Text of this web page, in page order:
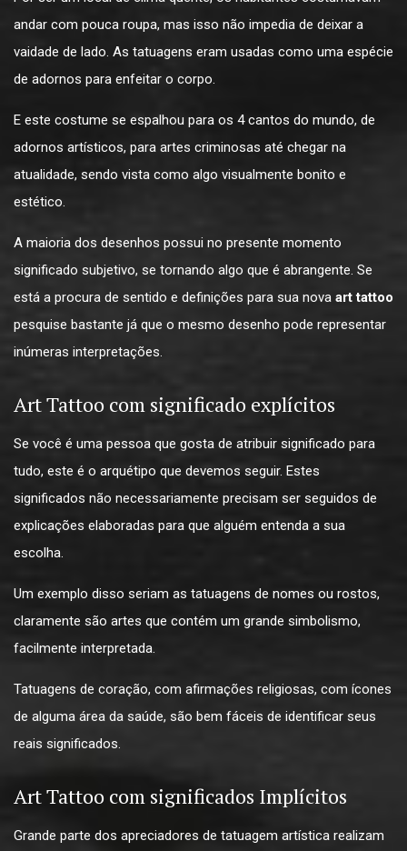
andar com pouca roupa, mas isso não impedia de deixar a
vaidade de lado. As tatuagens eram usadas como uma espécie
de adornos para enfeitar o corpo.
E este costume se espalhou para os 4 cantos do mundo, de
adornos artísticos, para artes criminosas até chegar na
atualidade, sendo vista como algo visualmente bonito e
estético.
A maioria dos desenhos possui no presente momento
significado subjetivo, se tornando algo que é abrangente. Se
está a procura de sentido e definições para sua nova art tattoo
pesquise bastante já que o mesmo desenho pode representar
inúmeras interpretações.
Art Tattoo com significado explícitos
Se você é uma pessoa que gosta de atribuir significado para
tudo, este é o arquétipo que devemos seguir. Estes
significados não necessariamente precisam ser seguidos de
explicações elaboradas para que alguém entenda a sua
escolha.
Um exemplo disso seriam as tatuagens de nomes ou rostos,
claramente são artes que contém um grande simbolismo,
facilmente interpretada.
Tatuagens de coração, com afirmações religiosas, com ícones
de alguma área da saúde, são bem fáceis de identificar seus
reais significados.
Art Tattoo com significados Implícitos
Grande parte dos apreciadores de tatuagem artística realizam